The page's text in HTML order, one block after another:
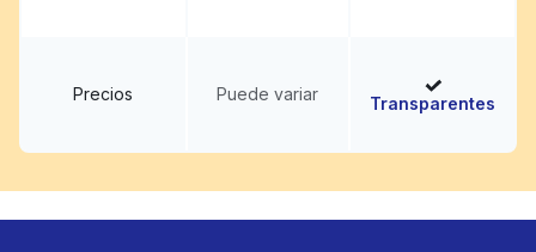
Precios Puede variar Transparentes